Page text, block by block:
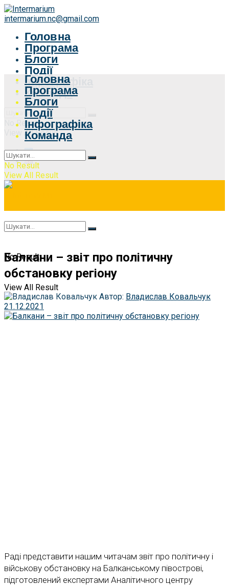
intermarium.nc@gmail.com
Головна
Програма
Блоги
Події
Інфографіка
Команда
No Result
View All Result
Головна
Програма
Блоги
Події
Інфографіка
Команда
No Result
View All Result
No Result
View All Result
Балкани – звіт про політичну
обстановку регіону
Автор: Владислав Ковальчук
21.12.2021
Раді представити нашим читачам звіт про політичну і
військову обстановку на Балканському півострові,
підготовлений експертами Аналітичного центру